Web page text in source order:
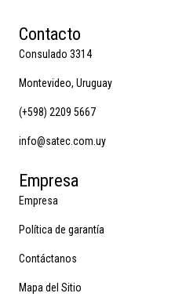
Contacto
Consulado 3314
Montevideo, Uruguay
(+598) 2209 5667
info@satec.com.uy
Empresa
Empresa
Política de garantía
Contáctanos
Mapa del Sitio